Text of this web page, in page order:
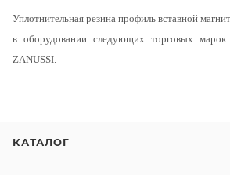
Уплотнительная резина профиль вставной
в оборудовании следующих торговых
ZANUSSI.
КАТАЛОГ